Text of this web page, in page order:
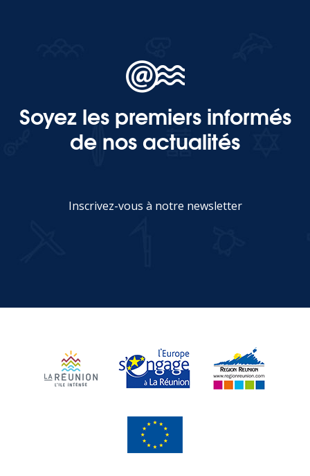
Soyez les premiers informés
de nos actualités
Inscrivez-vous à notre newsletter